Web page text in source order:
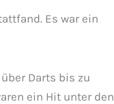
Es war ein
Darts bis zu
ein Hit unter den